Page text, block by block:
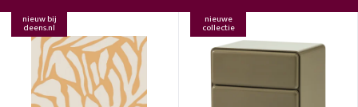
nieuw bij
deens.nl
nieuwe
collectie